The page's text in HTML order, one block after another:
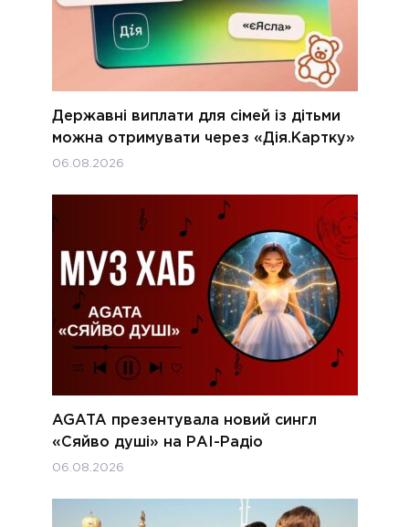
Державні виплати для сімей із дітьми
можна отримувати через «Дія.Картку»
06.08.2026
AGATA презентувала новий сингл
«Сяйво душі» на РАІ-Радіо
06.08.2026